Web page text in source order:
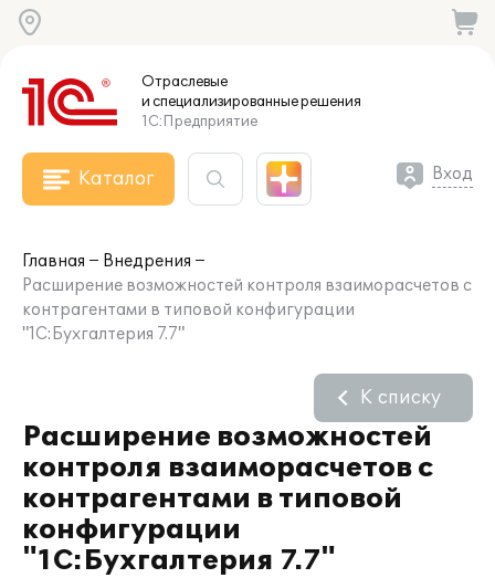
Отраслевые
и специализированныерешения
1С:Предприятие
Каталог Вход
Главная
Внедрения
Расширение возможностей контроля взаиморасчетов с
контрагентами в типовой конфигурации
"1С:Бухгалтерия 7.7"
Расширение возможностей
контроля взаиморасчетов с
контрагентами в типовой
конфигурации
"1С:Бухгалтерия 7.7"
К списку